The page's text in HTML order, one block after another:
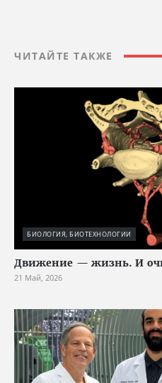
ЧИТАЙТЕ ТАКЖЕ
БИОЛОГИЯ, БИОТЕХНОЛОГИИ
Движение — жизнь. И
21 Май, 2026